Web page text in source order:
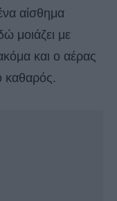
αίσθημα
μοιάζει με
και ο αέρας
καθαρός.